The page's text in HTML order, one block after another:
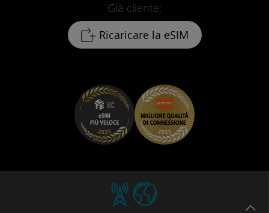
Già cliente:
Ricaricare la eSIM